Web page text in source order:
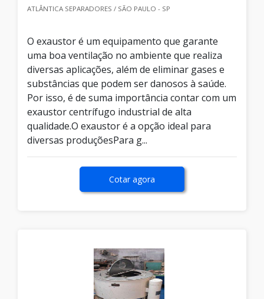
ATLÂNTICA SEPARADORES / SÃO PAULO - SP
O exaustor é um equipamento que garante
uma boa ventilação no ambiente que realiza
diversas aplicações, além de eliminar gases e
substâncias que podem ser danosos à saúde.
Por isso, é de suma importância contar com um
exaustor centrífugo industrial de alta
qualidade.O exaustor é a opção ideal para
diversas produçõesPara g...
Cotar agora